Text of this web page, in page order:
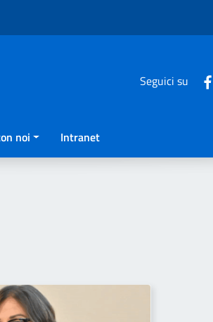
Seguici su
noi Intranet